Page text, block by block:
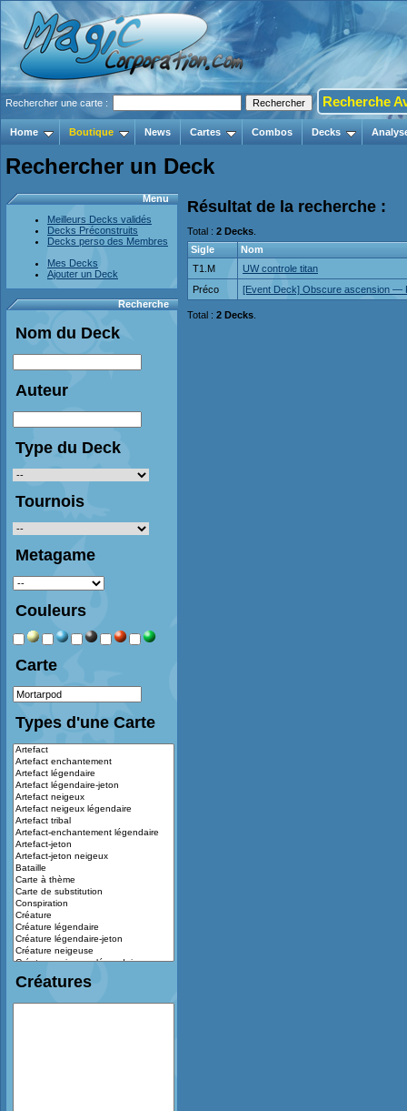
Rechercher une carte : Recherche
Home Boutique News Cartes Combos Decks
Rechercher un Deck
Menu
Meilleurs Decks validés
Decks Préconstruits
Decks perso des Membres
Mes Decks
Ajouter un Deck
Recherche
Nom du Deck
Auteur
Type du Deck
Tournois
Metagame
Couleurs
Carte
Types d'une Carte
Créatures
Résultat de la recherche :
Total : 2 Decks
Sigle
Nom
T1.M
UW controle titan
Préco
[Event Deck] Obscure ascension —
Total : 2 Decks